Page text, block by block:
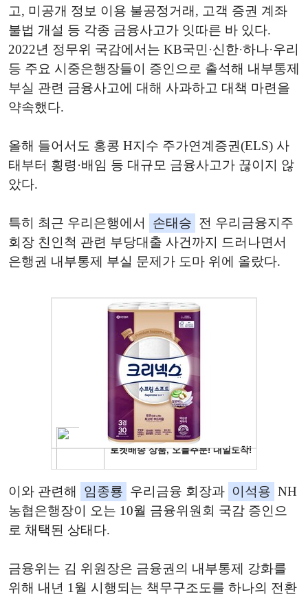
고, 미공개 정보 이용 불공정거래, 고객 증권 계좌
불법 개설 등 각종 금융사고가 잇따른 바 있다.
2022년 정무위 국감에서는 KB국민·신한·하나·우리
등 주요 시중은행장들이 증인으로 출석해 내부통제
부실 관련 금융사고에 대해 사과하고 대책 마련을
약속했다.
올해 들어서도 홍콩 H지수 주가연계증권(ELS) 사
태부터 횡령·배임 등 대규모 금융사고가 끊이지 않
았다.
특히 최근 우리은행에서 손태승 전 우리금융지주
회장 친인척 관련 부당대출 사건까지 드러나면서
은행권 내부통제 부실 문제가 도마 위에 올랐다.
이와 관련해 임종룡 우리금융 회장과 이석용 NH
농협은행장이 오는 10월 금융위원회 국감 증인으
로 채택된 상태다.
금융위는 김 위원장은 금융권의 내부통제 강화를
위해 내년 1월 시행되는 책무구조도를 하나의 전환